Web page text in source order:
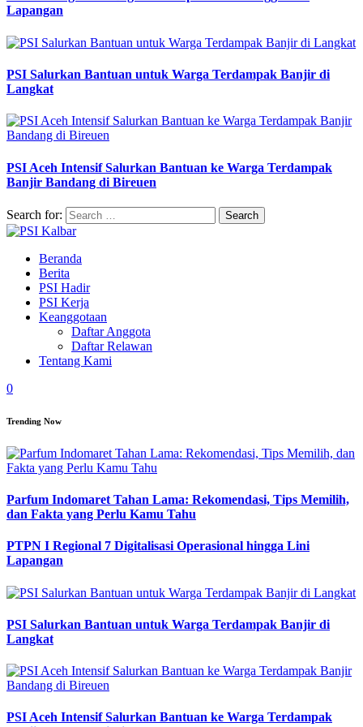
Lapangan
PSI Salurkan Bantuan untuk Warga Terdampak Banjir di
Langkat
PSI Aceh Intensif Salurkan Bantuan ke Warga Terdampak
Banjir Bandang di Bireuen
Search for:
Beranda
Berita
PSI Hadir
PSI Kerja
Keanggotaan
Daftar Anggota
Daftar Relawan
Tentang Kami
0
Trending Now
Parfum Indomaret Tahan Lama: Rekomendasi, Tips Memilih,
dan Fakta yang Perlu Kamu Tahu
PTPN I Regional 7 Digitalisasi Operasional hingga Lini
Lapangan
PSI Salurkan Bantuan untuk Warga Terdampak Banjir di
Langkat
PSI Aceh Intensif Salurkan Bantuan ke Warga Terdampak